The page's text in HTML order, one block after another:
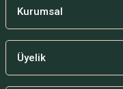
Kurumsal
Üyelik